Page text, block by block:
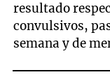
resultado
convulsivos,
semana y de